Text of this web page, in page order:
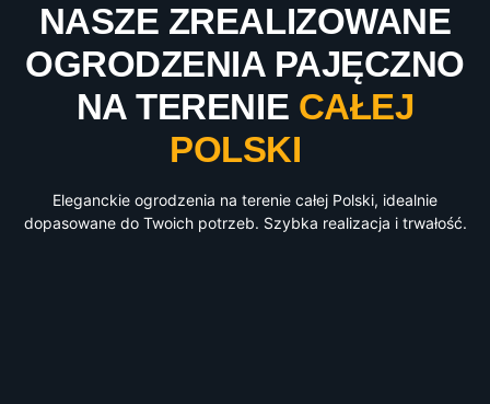
NASZE ZREALIZOWANE
OGRODZENIA PAJĘCZNO
NA TERENIE CAŁEJ
POLSKI
Eleganckie ogrodzenia na terenie całej Polski, idealnie
dopasowane do Twoich potrzeb. Szybka realizacja i trwałość.